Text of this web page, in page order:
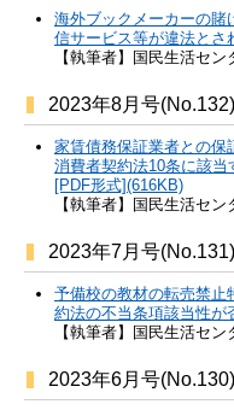
海外ブックメーカーの賭
信サービス等が違法とさ
【執筆者】国民生活セ
2023年8月号(No.132)
家賃債務保証業者との保
消費者契約法10条に該
[PDF形式](616KB)
【執筆者】国民生活セ
2023年7月号(No.131)
予備校の教材の転売禁止
約法の不当条項該当性が
【執筆者】国民生活セ
2023年6月号(No.130)